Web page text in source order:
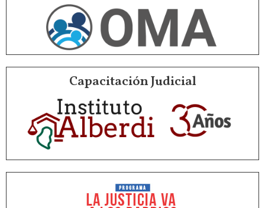
Capacitación Judicial